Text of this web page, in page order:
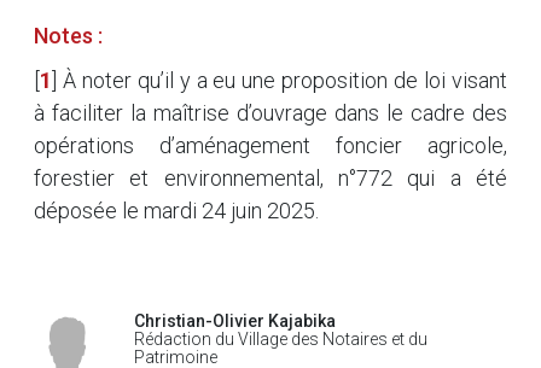
Notes :
1 À noter qu’il y a eu une proposition de loi visant
à faciliter la maîtrise d’ouvrage dans le cadre des
opérations d’aménagement foncier agricole,
forestier et environnemental, n°772 qui a été
déposée le mardi 24 juin 2025.
Christian-Olivier Kajabika
Rédaction du Village des Notaires et du
Patrimoine